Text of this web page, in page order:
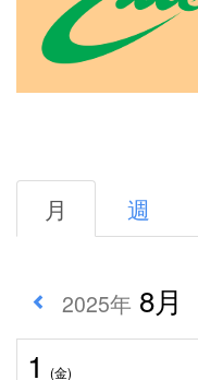
月 週
2025年 8月
1 (金)